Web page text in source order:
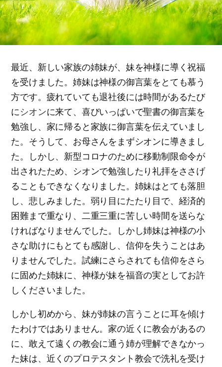
最近、新しい家族の姉妹が、妹を神様に導く祝福
を受けました。姉妹は神様の御言葉をとても慕う
方です。疲れていても退社後には時間があるたび
にシオンに来て、喜びいっぱいで聖書の御言葉を
勉強し、家に帰ると家族に御言葉を伝えていまし
た。そうして、お母さんをまずシオンに導きまし
た。しかし、新型コロナのために移動制限命令が
出されたため、シオンで勉強したり礼拝をささげ
ることもできなくなりました。姉妹はとても落胆
し、悲しみました。弱り目にたたり目で、経済的
困難まで重なり、二重三重に苦しい時間を送らな
ければなりませんでした。しかし姉妹は神様の小
さな助けにもとても感謝し、信仰を失うことはあ
りませんでした。試練にさらされても信仰をさら
に固めた姉妹に、神様が妹を福音の実としてお許
しくださいました。
しかし初めから、妹が姉妹の言うことに耳を傾け
たわけではありません。家の近くに教会があるの
に、敢えて遠くの教会に通う姉が理解できなかっ
た妹は、近くのプロテスタント教会で洗礼を受け